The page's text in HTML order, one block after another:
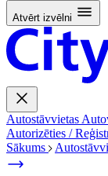
Atvērt izvēlni
Autostāvvietas
Autorizēties /
Sākums